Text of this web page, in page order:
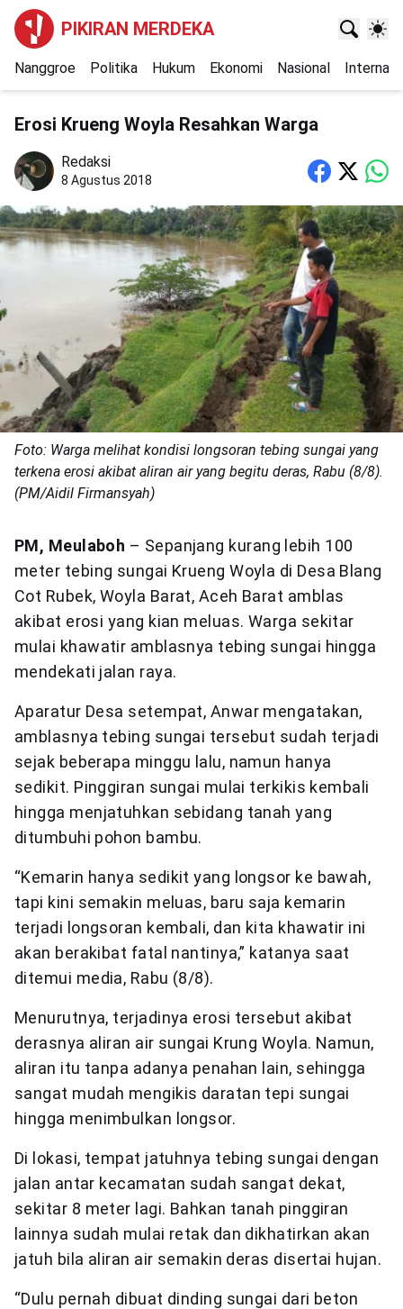
PIKIRAN MERDEKA
Nanggroe Politika Hukum Ekonomi Nasional
Erosi Krueng Woyla Resahkan Warga
Redaksi
8 Agustus 2018
Foto: Warga melihat kondisi longsoran tebing sungai yang
terkena erosi akibat aliran air yang begitu deras, Rabu (8/8).
(PM/Aidil Firmansyah)
PM, Meulaboh – Sepanjang kurang lebih 100
meter tebing sungai Krueng Woyla di Desa Blang
Cot Rubek, Woyla Barat, Aceh Barat amblas
akibat erosi yang kian meluas. Warga sekitar
mulai khawatir amblasnya tebing sungai hingga
mendekati jalan raya.
Aparatur Desa setempat, Anwar mengatakan,
amblasnya tebing sungai tersebut sudah terjadi
sejak beberapa minggu lalu, namun hanya
sedikit. Pinggiran sungai mulai terkikis kembali
hingga menjatuhkan sebidang tanah yang
ditumbuhi pohon bambu.
“Kemarin hanya sedikit yang longsor ke bawah,
tapi kini semakin meluas, baru saja kemarin
terjadi longsoran kembali, dan kita khawatir ini
akan berakibat fatal nantinya,” katanya saat
ditemui media, Rabu (8/8).
Menurutnya, terjadinya erosi tersebut akibat
derasnya aliran air sungai Krung Woyla. Namun,
aliran itu tanpa adanya penahan lain, sehingga
sangat mudah mengikis daratan tepi sungai
hingga menimbulkan longsor.
Di lokasi, tempat jatuhnya tebing sungai dengan
jalan antar kecamatan sudah sangat dekat,
sekitar 8 meter lagi. Bahkan tanah pinggiran
lainnya sudah mulai retak dan dikhatirkan akan
jatuh bila aliran air semakin deras disertai hujan.
“Dulu pernah dibuat dinding sungai dari beton